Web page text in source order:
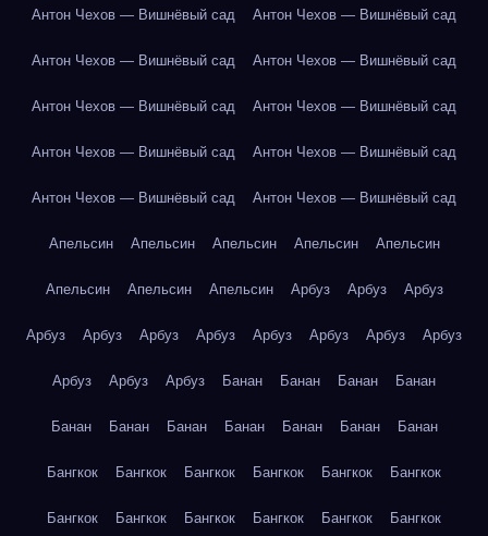
Антон Чехов — Вишнёвый сад Антон Чехов — Вишнёвый сад
Антон Чехов — Вишнёвый сад Антон Чехов — Вишнёвый сад
Антон Чехов — Вишнёвый сад Антон Чехов — Вишнёвый сад
Антон Чехов — Вишнёвый сад Антон Чехов — Вишнёвый сад
Антон Чехов — Вишнёвый сад Антон Чехов — Вишнёвый сад
Апельсин Апельсин Апельсин Апельсин Апельсин
Апельсин Апельсин Апельсин Арбуз Арбуз Арбуз
Арбуз Арбуз Арбуз Арбуз Арбуз Арбуз Арбуз Арбуз
Арбуз Арбуз Арбуз Банан Банан Банан Банан
Банан Банан Банан Банан Банан Банан Банан
Бангкок Бангкок Бангкок Бангкок Бангкок Бангкок
Бангкок Бангкок Бангкок Бангкок Бангкок Бангкок